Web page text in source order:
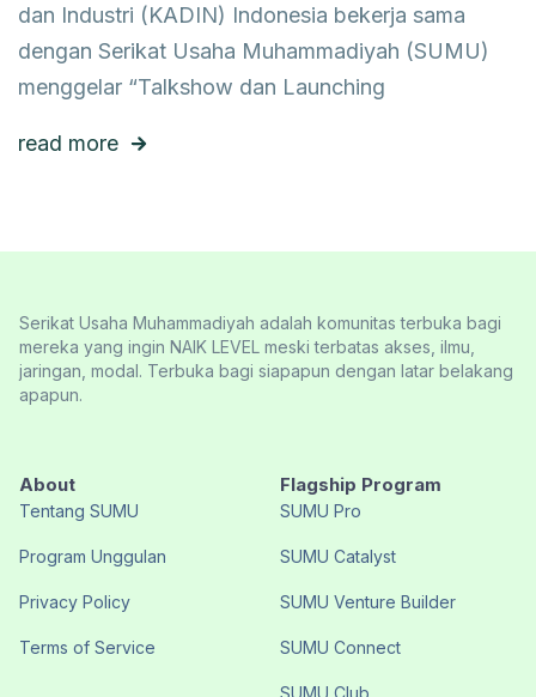
dan Industri (KADIN) Indonesia bekerja sama
dengan Serikat Usaha Muhammadiyah (SUMU)
menggelar “Talkshow dan Launching
read more
Serikat Usaha Muhammadiyah adalah komunitas terbuka bagi
mereka yang ingin NAIK LEVEL meski terbatas akses, ilmu,
jaringan, modal. Terbuka bagi siapapun dengan latar belakang
apapun.
About
Tentang SUMU
Program Unggulan
Privacy Policy
Terms of Service
Flagship Program
SUMU Pro
SUMU Catalyst
SUMU Venture Builder
SUMU Connect